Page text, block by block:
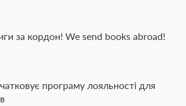
за кордон! We send books abroad!
програму лояльності для